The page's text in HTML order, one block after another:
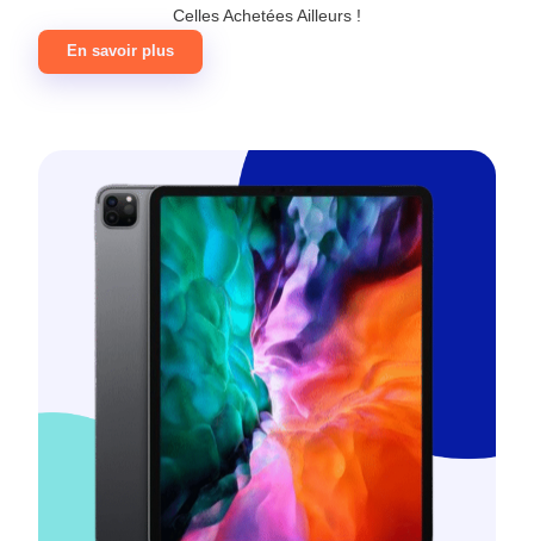
Celles Achetées Ailleurs !
En savoir plus